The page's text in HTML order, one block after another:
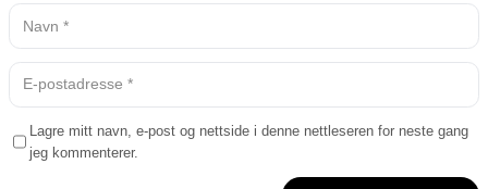
Lagre mitt navn, e-post og nettside i denne nettleseren for neste gang
jeg kommenterer.